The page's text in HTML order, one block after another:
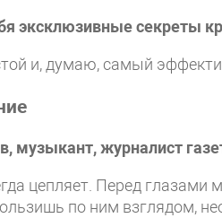
эксклюзивные секреты
и, думаю, самый
музыкант, журналист
цепляет. Перед глазами
по ним взглядом,